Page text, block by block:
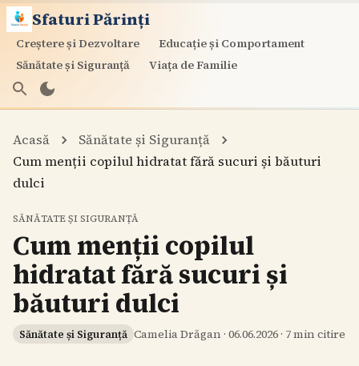
Sfaturi Părinți
Creștere și Dezvoltare
Educație și Comportament
Sănătate și Siguranță
Viața de Familie
Acasă
Sănătate și Siguranță
Cum menții copilul hidratat fără sucuri și băuturi
dulci
SĂNĂTATE ȘI SIGURANȚĂ
Cum menții copilul
hidratat fără sucuri și
băuturi dulci
Sănătate și Siguranță Camelia Drăgan · 06.06.2026 · 7min citire